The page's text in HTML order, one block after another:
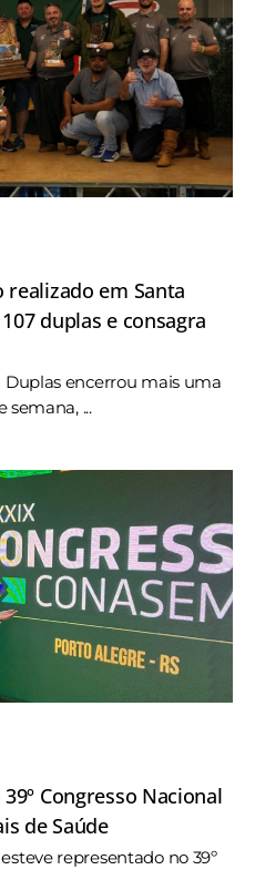
realizado em Santa
duplas e consagra
Duplas encerrou mais uma
semana, ...
Congresso Nacional
de Saúde
representado no 39º